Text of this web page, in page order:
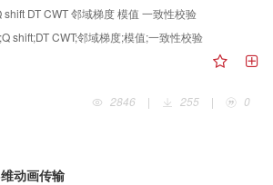
shift DT CWT 邻域梯度 模值 一致性校验
shift;DT CWT;邻域梯度;模值;一致性校验
2846
| 255 | 0
动画传输